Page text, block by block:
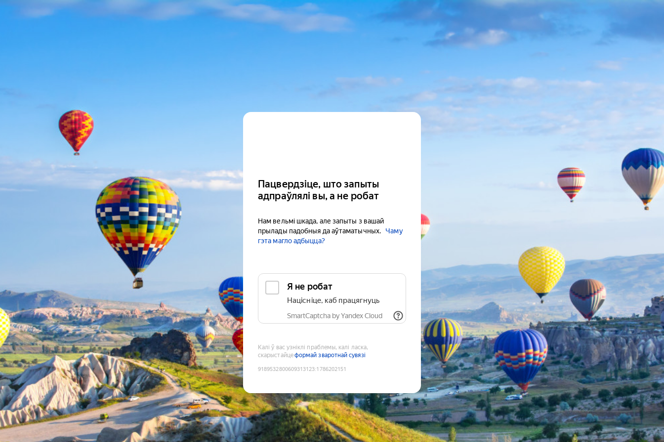
Пацвердзіце, што запыты
адпраўлялі вы, а не робат
Нам вельмі шкада, але запыты з вашай
прылады падобныя да аўтаматычных.
Чаму
гэта магло адбыцца?
Я не робат
Націсніце, каб працягнуць
SmartCaptcha by Yandex Cloud
Калі ў вас узніклі праблемы, калі ласка,
скарыстайцеформай зваротнай сувязі
9189532800609313123:1786202151